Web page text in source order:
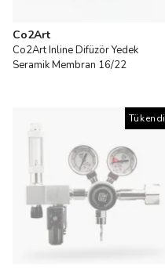
Co2Art
Co2Art Inline Difüzör Yedek
Seramik Membran 16/22
Tükendi